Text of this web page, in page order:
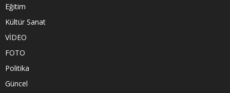
Eğitim
Kültür Sanat
VİDEO
FOTO
Politika
Güncel